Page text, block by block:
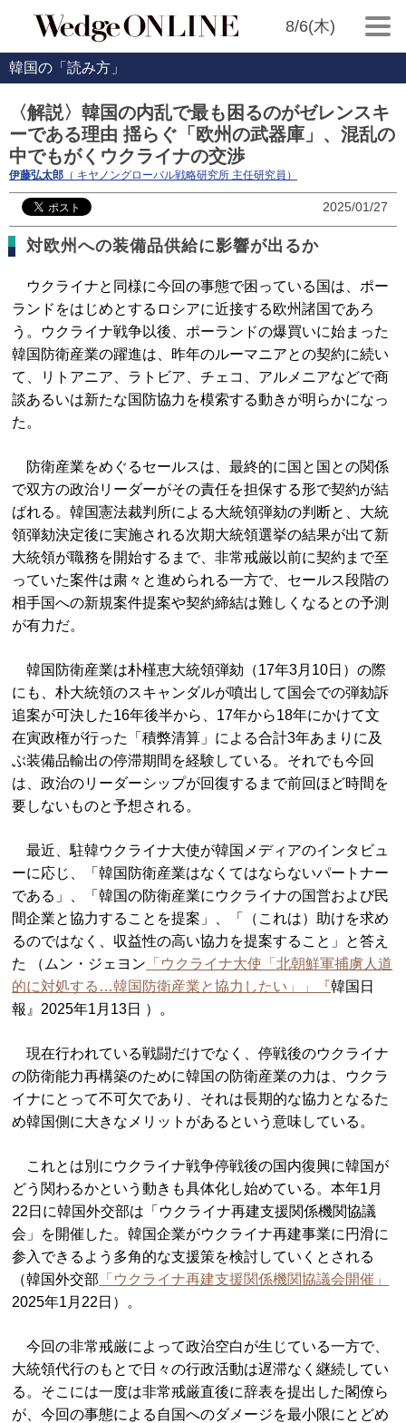
8/6(木)
韓国の「読み方」
〈解説〉韓国の内乱で最も困るのがゼレンスキ
ーである理由 揺らぐ「欧州の武器庫」、混乱の
中でもがくウクライナの交渉
伊藤弘太郎 （ キヤノングローバル戦略研究所 主任研究員）
2025/01/27
対欧州への装備品供給に影響が出るか
ウクライナと同様に今回の事態で困っている国は、ポー
ランドをはじめとするロシアに近接する欧州諸国であろ
う。ウクライナ戦争以後、ポーランドの爆買いに始まった
韓国防衛産業の躍進は、昨年のルーマニアとの契約に続い
て、リトアニア、ラトビア、チェコ、アルメニアなどで商
談あるいは新たな国防協力を模索する動きが明らかになっ
た。
防衛産業をめぐるセールスは、最終的に国と国との関係
で双方の政治リーダーがその責任を担保する形で契約が結
ばれる。韓国憲法裁判所による大統領弾劾の判断と、大統
領弾劾決定後に実施される次期大統領選挙の結果が出て新
大統領が職務を開始するまで、非常戒厳以前に契約まで至
っていた案件は粛々と進められる一方で、セールス段階の
相手国への新規案件提案や契約締結は難しくなるとの予測
が有力だ。
韓国防衛産業は朴槿恵大統領弾劾（17年3月10日）の際
にも、朴大統領のスキャンダルが噴出して国会での弾劾訴
追案が可決した16年後半から、17年から18年にかけて文
在寅政権が行った「積弊清算」による合計3年あまりに及
ぶ装備品輸出の停滞期間を経験している。それでも今回
は、政治のリーダーシップが回復するまで前回ほど時間を
要しないものと予想される。
最近、駐韓ウクライナ大使が韓国メディアのインタビュ
ーに応じ、「韓国防衛産業はなくてはならないパートナー
である」、「韓国の防衛産業にウクライナの国営および民
間企業と協力することを提案」、「（これは）助けを求め
るのではなく、収益性の高い協力を提案すること」と答え
た （ムン・ジェヨン 「ウクライナ大使「北朝鮮軍捕虜人道
的に対処する…韓国防衛産業と協力したい」」『韓国日
報』2025年1月13日 ）。
現在行われている戦闘だけでなく、停戦後のウクライナ
の防衛能力再構築のために韓国の防衛産業の力は、ウクラ
イナにとって不可欠であり、それは長期的な協力となるた
め韓国側に大きなメリットがあるという意味している。
これとは別にウクライナ戦争停戦後の国内復興に韓国が
どう関わるかという動きも具体化し始めている。本年1月
22日に韓国外交部は「ウクライナ再建支援関係機関協議
会」を開催した。韓国企業がウクライナ再建事業に円滑に
参入できるよう多角的な支援策を検討していくとされる
（韓国外交部 「ウクライナ再建支援関係機関協議会開催」
2025年1月22日）。
今回の非常戒厳によって政治空白が生じている一方で、
大統領代行のもとで日々の行政活動は遅滞なく継続してい
る。そこには一度は非常戒厳直後に辞表を提出した閣僚ら
が、今回の事態による自国へのダメージを最小限にとどめ